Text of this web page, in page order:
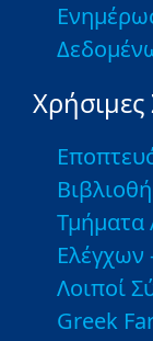
Χρήσιμες
Τμήματα
Ελέγχων
Λοιποί
Greek